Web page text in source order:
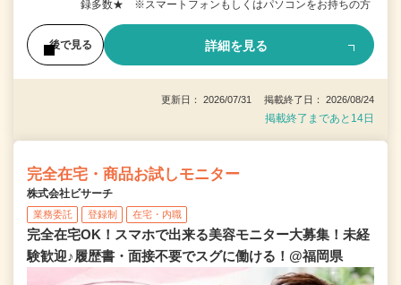
録多数★ ※スマートフォンもしくはパソコンをお持ちの方
後で見る 詳細を見る
更新日： 2026/07/31 掲載終了日： 2026/08/24
掲載終了まであと14日
完全在宅・商品お試しモニター
株式会社ビサーチ
業務委託 登録制 在宅・内職
完全在宅OK！スマホで出来る美容モニター大募集！未経
験歓迎♪履歴書・面接不要でスグに働ける！@福岡県